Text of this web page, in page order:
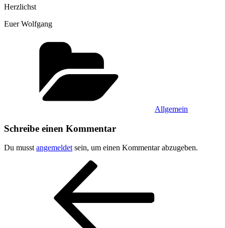
Herzlichst
Euer Wolfgang
Allgemein
Schreibe einen Kommentar
Du musst angemeldet sein, um einen Kommentar abzugeben.
Beitragsnavigation